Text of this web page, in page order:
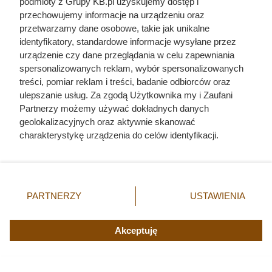
Lody Zielona
Budka, 1 l
1+1 gratis 19,99 zł/szt.
Zottarella, 125
g
1+1 gratis 2,48 zł/szt.
przechowujemy informacje na urządzeniu oraz
przetwarzamy dane osobowe, takie jak unikalne
identyfikatory, standardowe informacje wysyłane przez
urządzenie czy dane przeglądania w celu zapewniania
spersonalizowanych reklam, wybór spersonalizowanych
treści, pomiar reklam i treści, badanie odbiorców oraz
ulepszanie usług. Za zgodą Użytkownika my i Zaufani
Partnerzy możemy używać dokładnych danych
geolokalizacyjnych oraz aktywnie skanować
charakterystykę urządzenia do celów identyfikacji.
zmienić/wycofać klikając przycisk ustawień prywatności
znajdujący się w lewym dolnym rogu strony. Niektóre
użytkownika, ale masz prawo sprzeciwić się takiemu
przetwarzaniu. Preferencje będą miały zastosowania tylko
PARTNERZY USTAWIENIA
Akceptuję